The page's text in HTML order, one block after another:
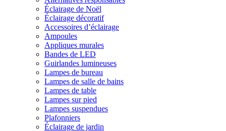
Éclairage de Noël
Éclairage décoratif
Accessoires d’éclairage
Ampoules
Appliques murales
Bandes de LED
Guirlandes lumineuses
Lampes de bureau
Lampes de salle de bains
Lampes de table
Lampes sur pied
Lampes suspendues
Plafonniers
Éclairage de jardin